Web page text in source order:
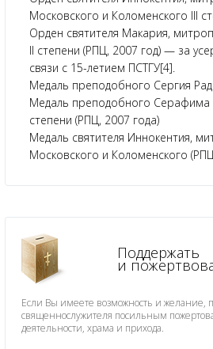
Московского и Коломенского III
Орден святителя Макария,
II степени (РПЦ, 2007 год) — за
связи с 15-летием ПСТГУ[4].
Медаль преподобного Сергия
Медаль преподобного Серафима
степени (РПЦ, 2007 года)
Медаль святителя Иннокентия,
Московского и Коломенского
Поддержать
и
Если Вы имеете возможность и желание,
священнослужителя посильным
деятельности, храма и прихода.